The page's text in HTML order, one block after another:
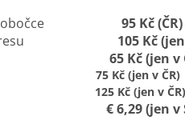
na pobočce 95 Kč
na adresu 105 Kč
(jen v
pobočce 75 Kč (jen v ČR)
adresu 125 Kč (jen v ČR)
pošta € 6,29 (jen v